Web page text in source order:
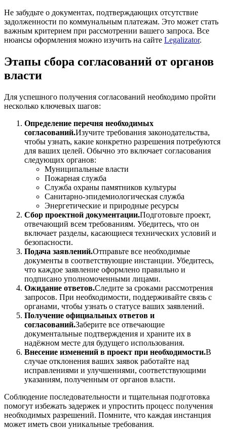
Не забудьте о документах, подтверждающих отсутствие
задолженности по коммунальным платежам. Это может стать
важным критерием при рассмотрении вашего запроса. Все
нюансы оформления можно изучить на сайте Legalizator.
Этапы сбора согласований от органов
власти
Для успешного получения согласований необходимо пройти
несколько ключевых шагов:
Определение перечня необходимых
согласований.Изучите требования законодательства,
чтобы узнать, какие конкретно разрешения потребуются
для ваших целей. Обычно это включает согласования
следующих органов:
Муниципальные власти
Пожарная служба
Служба охраны памятников культуры
Санитарно-эпидемиологическая служба
Энергетические и природные ресурсы
Сбор проектной документации.Подготовьте проект,
отвечающий всем требованиям. Убедитесь, что он
включает разделы, касающиеся технических условий и
безопасности.
Подача заявлений.Отправьте все необходимые
документы в соответствующие инстанции. Убедитесь,
что каждое заявление оформлено правильно и
подписано уполномоченными лицами.
Ожидание ответов.Следите за сроками рассмотрения
запросов. При необходимости, поддерживайте связь с
органами, чтобы узнать о статусе ваших заявлений.
Получение официальных ответов и
согласований.Заберите все отвечающие
документальные подтверждения и храните их в
надёжном месте для будущего использования.
Внесение изменений в проект при необходимости.В
случае отклонения ваших заявок работайте над
исправлениями и улучшениями, соответствующими
указаниям, полученным от органов власти.
Соблюдение последовательности и тщательная подготовка
помогут избежать задержек и упростить процесс получения
необходимых разрешений. Помните, что каждая инстанция
может иметь свои уникальные требования.